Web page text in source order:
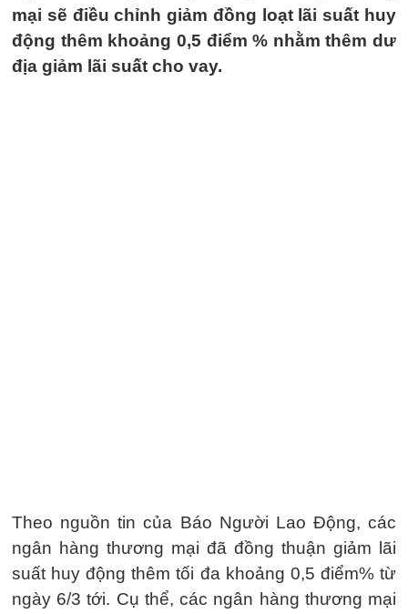
mại sẽ điều chỉnh giảm đồng loạt lãi suất huy
động thêm khoảng 0,5 điểm % nhằm thêm dư
địa giảm lãi suất cho vay.
Theo nguồn tin của Báo Người Lao Động, các
ngân hàng thương mại đã đồng thuận giảm lãi
suất huy động thêm tối đa khoảng 0,5 điểm% từ
ngày 6/3 tới. Cụ thể, các ngân hàng thương mại